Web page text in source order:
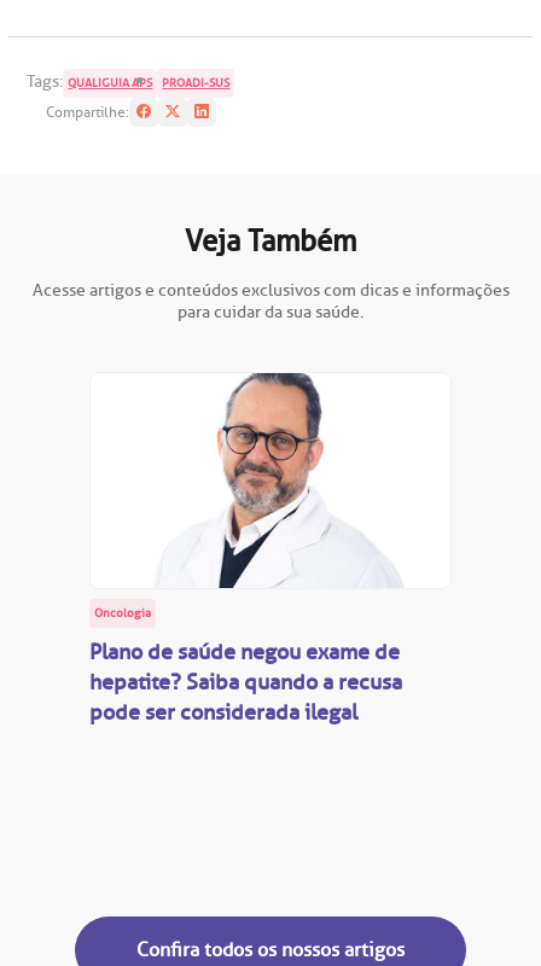
Endereço:
e perdidos
Tags: QUALIGUIA APS PROADI-SUS
Compartilhe:
Veja Também
Acesse artigos e conteúdos exclusivos com dicas e informações
para cuidar da sua saúde.
Oncologia
Plano de saúde negou exame de
hepatite? Saiba quando a recusa
pode ser considerada ilegal
Confira todos os nossos artigos